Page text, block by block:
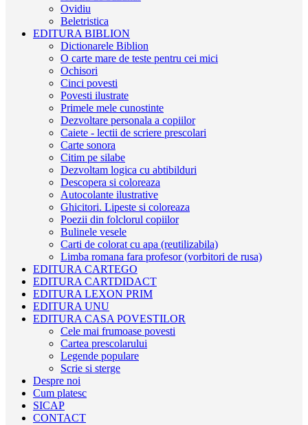
Ovidiu
Beletristica
EDITURA BIBLION
Dictionarele Biblion
O carte mare de teste pentru cei mici
Ochisori
Cinci povesti
Povesti ilustrate
Primele mele cunostinte
Dezvoltare personala a copiilor
Caiete - lectii de scriere prescolari
Carte sonora
Citim pe silabe
Dezvoltam logica cu abtibilduri
Descopera si coloreaza
Autocolante ilustrative
Ghicitori. Lipeste si coloreaza
Poezii din folclorul copiilor
Bulinele vesele
Carti de colorat cu apa (reutilizabila)
Limba romana fara profesor (vorbitori de rusa)
EDITURA CARTEGO
EDITURA CARTDIDACT
EDITURA LEXON PRIM
EDITURA UNU
EDITURA CASA POVESTILOR
Cele mai frumoase povesti
Cartea prescolarului
Legende populare
Scrie si sterge
Despre noi
Cum platesc
SICAP
CONTACT